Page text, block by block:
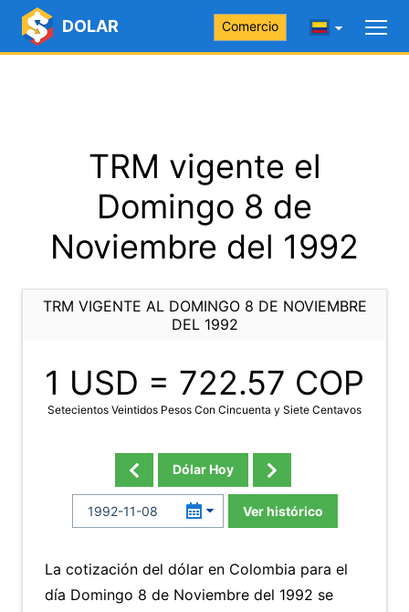
DOLAR Comercio
TRM vigente el
Domingo 8 de
Noviembre del 1992
TRM VIGENTE AL DOMINGO 8 DE NOVIEMBRE
DEL 1992
1 USD = 722.57 COP
Setecientos Veintidos Pesos Con Cincuenta y Siete Centavos
Dólar Hoy
Ver histórico
La cotización del dólar en Colombia para el
día Domingo 8 de Noviembre del 1992 se